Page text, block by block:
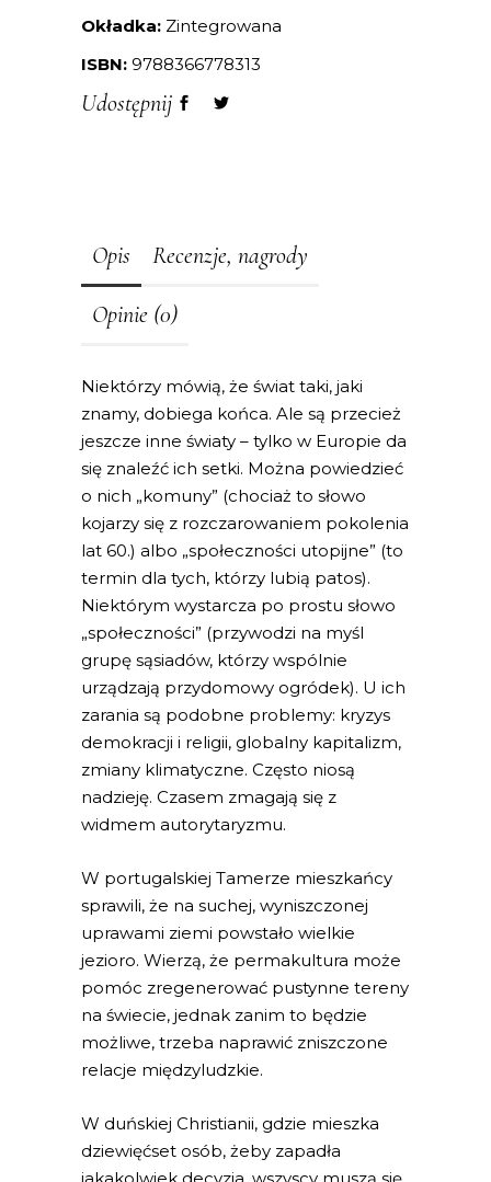
Okładka: Zintegrowana
ISBN: 9788366778313
Udostępnij
Opis Recenzje, nagrody
Opinie (0)
Niektórzy mówią, że świat taki, jaki
znamy, dobiega końca. Ale są przecież
jeszcze inne światy – tylko w Europie da
się znaleźć ich setki. Można powiedzieć
o nich „komuny” (chociaż to słowo
kojarzy się z rozczarowaniem pokolenia
lat 60.) albo „społeczności utopijne” (to
termin dla tych, którzy lubią patos).
Niektórym wystarcza po prostu słowo
„społeczności” (przywodzi na myśl
grupę sąsiadów, którzy wspólnie
urządzają przydomowy ogródek). U ich
zarania są podobne problemy: kryzys
demokracji i religii, globalny kapitalizm,
zmiany klimatyczne. Często niosą
nadzieję. Czasem zmagają się z
widmem autorytaryzmu.
W portugalskiej Tamerze mieszkańcy
sprawili, że na suchej, wyniszczonej
uprawami ziemi powstało wielkie
jezioro. Wierzą, że permakultura może
pomóc zregenerować pustynne tereny
na świecie, jednak zanim to będzie
możliwe, trzeba naprawić zniszczone
relacje międzyludzkie.
W duńskiej Christianii, gdzie mieszka
dziewięćset osób, żeby zapadła